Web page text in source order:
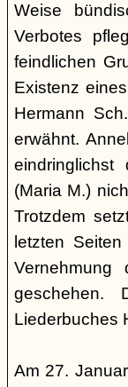
Weise
Verbotes
feindlichen
Existenz
Hermann
erwähnt.
(Maria M.)
Trotzdem
letzten
geschehen.
Liederbuches
Am 27.